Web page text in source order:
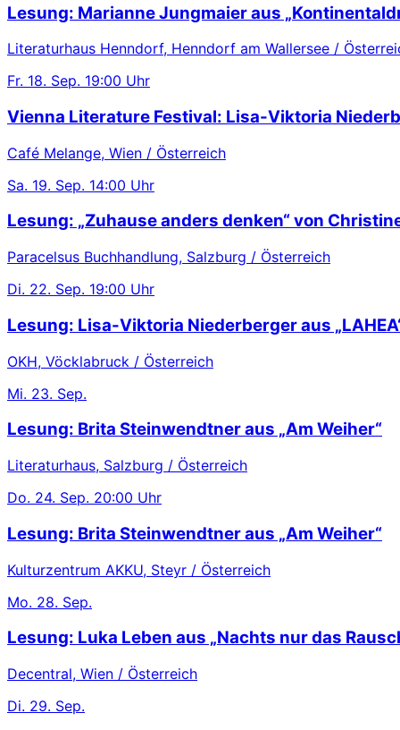
Lesung: Marianne Jungmaier aus
Literaturhaus Henndorf, Henndorf am Wallersee /
Fr. 18. Sep. 19:00 Uhr
Vienna Literature Festival: Lisa-Viktoria
Café Melange, Wien / Österreich
Sa. 19. Sep. 14:00 Uhr
Lesung: „Zuhause anders denken“ von
Paracelsus Buchhandlung, Salzburg / Österreich
Di. 22. Sep. 19:00 Uhr
Lesung: Lisa-Viktoria Niederberger aus
OKH, Vöcklabruck / Österreich
Mi. 23. Sep.
Lesung: Brita Steinwendtner aus „Am Weiher“
Literaturhaus, Salzburg / Österreich
Do. 24. Sep. 20:00 Uhr
Lesung: Brita Steinwendtner aus „Am Weiher“
Kulturzentrum AKKU, Steyr / Österreich
Mo. 28. Sep.
Lesung: Luka Leben aus „Nachts nur das
Decentral, Wien / Österreich
Di. 29. Sep.